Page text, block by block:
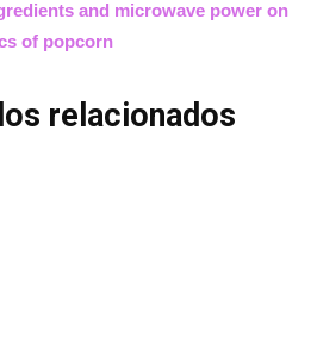
and microwave power on
of popcorn
relacionados